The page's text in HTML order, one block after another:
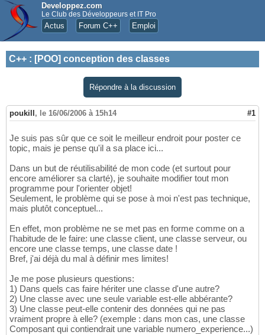
Developpez.com
Le Club des Développeurs et IT Pro
Actus Forum C++ Emploi
C++ : [POO] conception des classes
Répondre à la discussion
poukill , le 16/06/2006 à 15h14 #1
Je suis pas sûr que ce soit le meilleur endroit pour poster ce
topic, mais je pense qu'il a sa place ici...
Dans un but de réutilisabilité de mon code (et surtout pour
encore améliorer sa clarté), je souhaite modifier tout mon
programme pour l'orienter objet!
Seulement, le problème qui se pose à moi n'est pas technique,
mais plutôt conceptuel...
En effet, mon problème ne se met pas en forme comme on a
l'habitude de le faire: une classe client, une classe serveur, ou
encore une classe temps, une classe date !
Bref, j'ai déjà du mal à définir mes limites!
Je me pose plusieurs questions:
1) Dans quels cas faire hériter une classe d'une autre?
2) Une classe avec une seule variable est-elle abbérante?
3) Une classe peut-elle contenir des données qui ne pas
vraiment propre à elle? (exemple : dans mon cas, une classe
Composant qui contiendrait une variable numero_experience...)